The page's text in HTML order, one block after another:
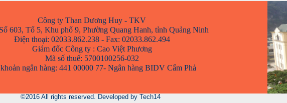
Công ty Than Dương Huy - TKV
603, Tổ 5, Khu phố 9, Phường Quang Hanh, tỉnh Quảng Ninh
Điện thoại: 02033.862.238 - Fax: 02033.862.494
Giám đốc Công ty : Cao Việt Phương
Mã số thuế: 5700100256-032
ngân hàng: 441 00000 77- Ngân hàng BIDV Cẩm Phả
©2016 All rights reserved. Developed by Tech14